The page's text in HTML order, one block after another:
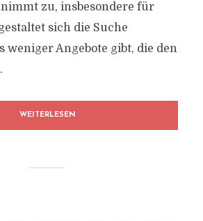
zu, insbesondere für
sich die Suche
weniger Angebote gibt, die den
WEITERLESEN